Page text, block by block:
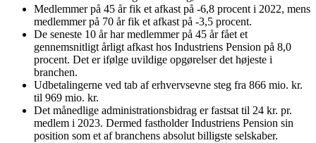
Medlemmer på 45 år fik et afkast på -6,8 procent i 2022, mens
medlemmer på 70 år fik et afkast på -3,5 procent.
De seneste 10 år har medlemmer på 45 år fået et
gennemsnitligt årligt afkast hos Industriens Pension på 8,0
procent. Det er ifølge uvildige opgørelser det højeste i
branchen.
Udbetalingerne ved tab af erhvervsevne steg fra 866 mio. kr.
til 969 mio. kr.
Det månedlige administrationsbidrag er fastsat til 24 kr. pr.
medlem i 2023. Dermed fastholder Industriens Pension sin
position som et af branchens absolut billigste selskaber.